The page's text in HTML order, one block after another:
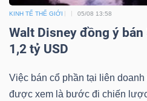
KINH TẾ THẾ GIỚI 05/08 13:58
Walt Disney đồng ý
1,2 tỷ USD
Việc bán cổ phần tại liên
được xem là bước đi chiến
tài